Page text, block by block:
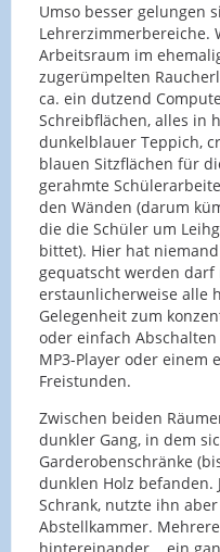
Umso besser gelungen
Lehrerzimmerbereiche.
Arbeitsraum im
zugerümpelten
ca. ein dutzend
Schreibflächen, alles in
dunkelblauer Teppich,
blauen Sitzflächen für
gerahmte
den Wänden (darum
die die Schüler um
bittet). Hier hat
gequatscht werden darf
erstaunlicherweise alle
Gelegenheit zum
oder einfach
MP3-Player oder einem
Freistunden.
Zwischen beiden
dunkler Gang, in dem
Garderobenschränke
dunklen Holz befanden.
Schrank, nutzte ihn
Abstellkammer.